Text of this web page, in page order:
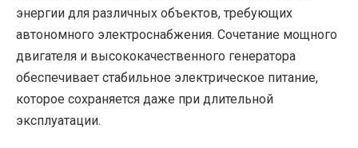
энергии для различных объектов, требующих
автономного электроснабжения. Сочетание мощного
двигателя и высококачественного генератора
обеспечивает стабильное электрическое питание,
которое сохраняется даже при длительной
эксплуатации.